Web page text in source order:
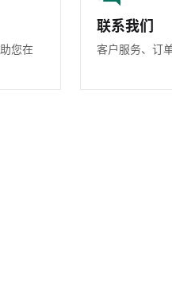
您在
联系我们
客户服务、订